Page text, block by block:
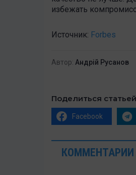
избежать
Источник: Forbes
Автор: Андрій Русанов
Поделиться статьей
Facebook
КОММЕНТАРИИ